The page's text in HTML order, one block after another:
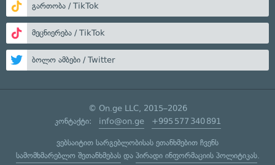
გართობა / TikTok
მეცნიერება / TikTok
ბოლო ამბები / Twitter
© On.ge LLC, 2015–2026
კონტაქტი: info@on.ge +995 577 340 891
ვებსაიტით სარგებლობისას ეთანხმებით ჩვენს
სამომხმარებლო შეთანხმებასდა პირადი ინფორმაციის პოლიტიკას.